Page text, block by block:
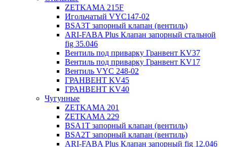
ZETKAMA 215F
Игольчатый VYC147-02
BSA3T запорный клапан (вентиль)
ARI-FABA Plus Клапан запорный стальной
fig 35.046
Вентиль под приварку Гранвент KV37
Вентиль под приварку Гранвент KV17
Вентиль VYC 248-02
ГРАНВЕНТ KV45
ГРАНВЕНТ KV40
Чугунные
ZETKAMA 201
ZETKAMA 229
BSA1T запорный клапан (вентиль)
BSA2T запорный клапан (вентиль)
ARI-FABA Plus Клапан запорный fig 12.046